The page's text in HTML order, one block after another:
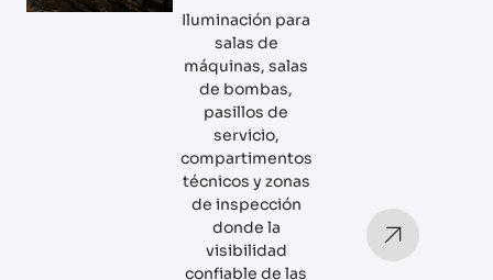
Iluminación para
salas de
máquinas, salas
de bombas,
pasillos de
servicio,
compartimentos
técnicos y zonas
de inspección
donde la
visibilidad
confiable de las